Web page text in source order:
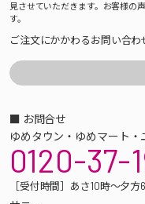
見させていただきます。お客様の
す。
ご注文にかかわるお問い合わ
■ お問合せ
ゆめタウン・ゆめマート・
0120-37-
［受付時間］あさ10時～夕方